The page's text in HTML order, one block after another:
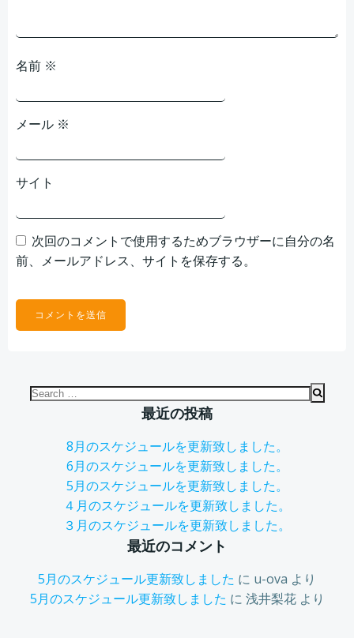
名前 ※
メール ※
サイト
次回のコメントで使用するためブラウザーに自分の名
前、メールアドレス、サイトを保存する。
Search
最近の投稿
8月のスケジュールを更新致しました。
6月のスケジュールを更新致しました。
5月のスケジュールを更新致しました。
４月のスケジュールを更新致しました。
３月のスケジュールを更新致しました。
最近のコメント
5月のスケジュール更新致しました に u-ova より
5月のスケジュール更新致しました に 浅井梨花より